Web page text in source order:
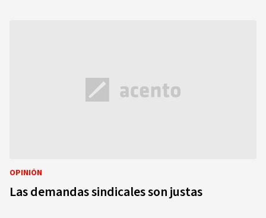
OPINIÓN
Las demandas sindicales son justas